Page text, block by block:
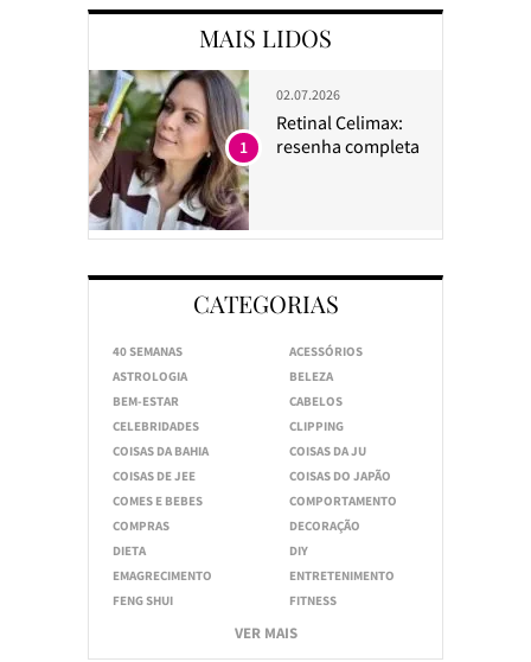
MAIS LIDOS
02.07.2026
Retinal Celimax:
resenha completa
1
CATEGORIAS
40 SEMANAS
ACESSÓRIOS
ASTROLOGIA
BELEZA
BEM-ESTAR
CABELOS
CELEBRIDADES
CLIPPING
COISAS DA BAHIA
COISAS DA JU
COISAS DE JEE
COISAS DO JAPÃO
COMES E BEBES
COMPORTAMENTO
COMPRAS
DECORAÇÃO
DIETA
DIY
EMAGRECIMENTO
ENTRETENIMENTO
FENG SHUI
FITNESS
VER MAIS